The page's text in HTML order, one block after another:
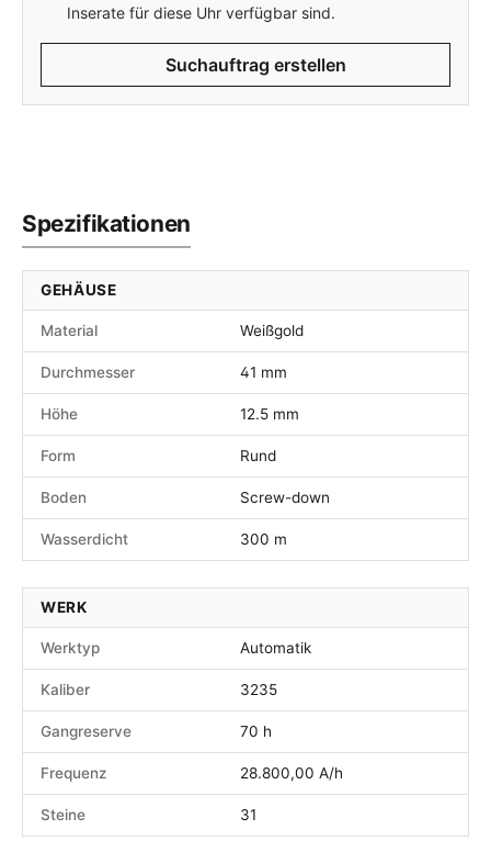
Inserate für diese Uhr verfügbar sind.
Suchauftrag erstellen
Spezifikationen
GEHÄUSE
Material Weißgold
Durchmesser 41 mm
Höhe 12.5 mm
Form Rund
Boden Screw-down
Wasserdicht 300 m
WERK
Werktyp Automatik
Kaliber 3235
Gangreserve 70 h
Frequenz 28.800,00 A/h
Steine 31